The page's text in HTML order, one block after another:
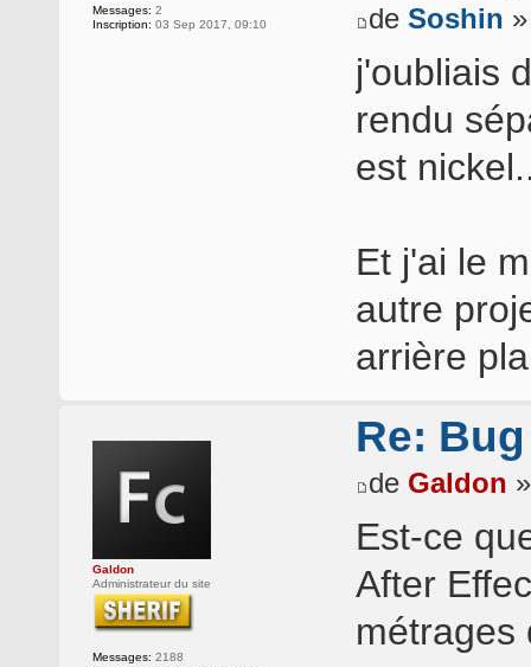
Messages: 2
Inscription: 03 Sep 2017, 09:10 de Soshin
j'oubliais
rendu
est
Et j'ai le
autre
arrière
Galdon
Administrateur du site
Messages: 2188
Re:
de Galdon
Est-ce
After
métrages